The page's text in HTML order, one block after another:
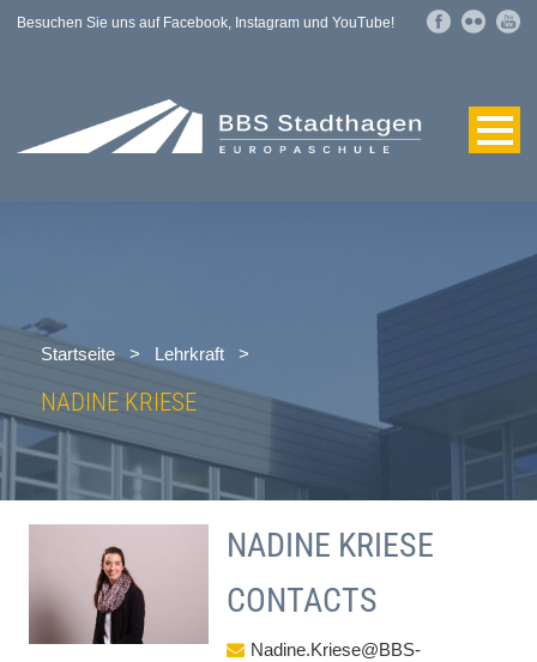
Besuchen Sie uns auf Facebook, Instagram und YouTube!
Startseite > Lehrkraft >
NADINE KRIESE
NADINE KRIESE
CONTACTS
Nadine.Kriese@BBS-